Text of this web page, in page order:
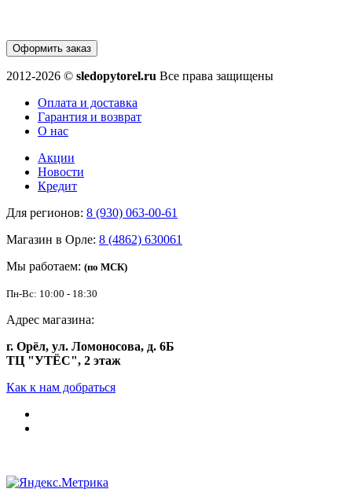
Оформить заказ
2012-2026 © sledopytorel.ru Все права защищены
Оплата и доставка
Гарантия и возврат
О нас
Акции
Новости
Кредит
Для регионов: 8 (930) 063-00-61
Магазин в Орле: 8 (4862) 630061
Мы работаем: (по МСК)
Пн-Вс: 10:00 - 18:30
Адрес магазина:
г. Орёл, ул. Ломоносова, д. 6Б
ТЦ "УТЁС", 2 этаж
Как к нам добраться